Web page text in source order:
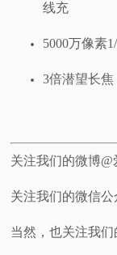
线充
5000万像素
3倍潜望长焦
关注我们的微博@
关注我们的微信公
当然，也关注我